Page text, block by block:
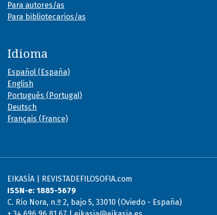
Para autores/as
Para bibliotecarios/as
Idioma
Español (España)
English
Português (Portugal)
Deutsch
Français (France)
EIKASÍA | REVISTADEFILOSOFIA.com
ISSN-e: 1885-5679
C. Río Nora, n.º 2, bajo 5, 33010 (Oviedo - España)